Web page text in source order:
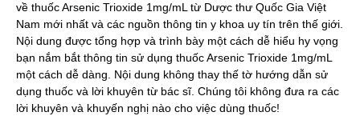
về thuốc Arsenic Trioxide 1mg/mL từ Dược thư Quốc Gia Việt
Nam mới nhất và các nguồn thông tin y khoa uy tín trên thế giới.
Nội dung được tổng hợp và trình bày một cách dễ hiểu hy vọng
bạn nắm bắt thông tin sử dụng thuốc Arsenic Trioxide 1mg/mL
một cách dễ dàng. Nội dung không thay thế tờ hướng dẫn sử
dụng thuốc và lời khuyên từ bác sĩ. Chúng tôi không đưa ra các
lời khuyên và khuyến nghị nào cho việc dùng thuốc!